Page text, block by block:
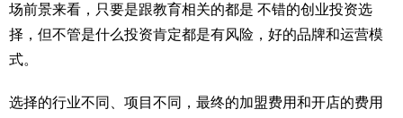
场前景来看，只要是跟教育相关的都是 不错的创业投资选
择，但不管是什么投资肯定都是有风险，好的品牌和运营模
式。
选择的行业不同、项目不同，最终的加盟费用和开店的费用